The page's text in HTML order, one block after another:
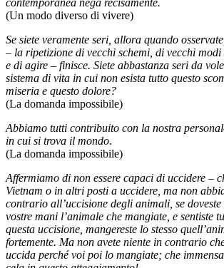
(Un modo diverso di vivere)
Se siete veramente seri, allora quando
– la ripetizione di vecchi schemi, di vecchi modi
e di agire – finisce. Siete abbastanza seri da
sistema di vita in cui non esista tutto questo
miseria e questo dolore?
(La domanda impossibile)
Abbiamo tutti contribuito con la nostra
in cui si trova il mondo.
(La domanda impossibile)
Affermiamo di non essere capaci di uccidere –
Vietnam o in altri posti a uccidere, ma non
contrario all’uccisione degli animali, se
vostre mani l’animale che mangiate, e sentiste
questa uccisione, mangereste lo stesso
fortemente. Ma non avete niente in contrario
uccida perché voi poi lo mangiate; che